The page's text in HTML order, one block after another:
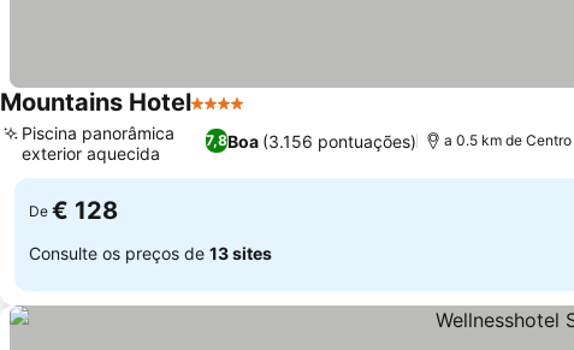
Mountains Hotel4 Estrelas
7,8Boa (3.156 pontuações)
Piscina panorâmica
exterior aquecida
a 0.5 km de
De € 128
Consulte os preços de 13 sites